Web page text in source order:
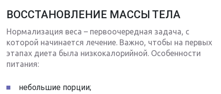
ВОССТАНОВЛЕНИЕ МАССЫ ТЕЛА
Нормализация веса – первоочередная задача, с
которой начинается лечение. Важно, чтобы на первых
этапах диета была низкокалорийной. Особенности
питания:
небольшие порции;